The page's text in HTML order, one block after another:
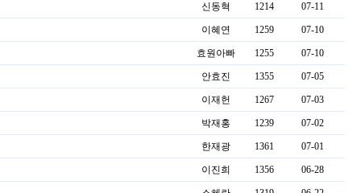
신동혁 1214 07-11
이혜연 1259 07-10
효원아빠 1255 07-10
안효진 1355 07-05
이재헌 1267 07-03
박재홍 1239 07-02
한재광 1361 07-01
이진희 1356 06-28